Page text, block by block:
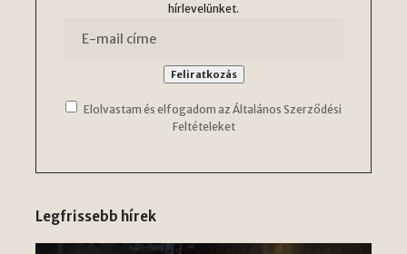
hírlevelünket.
Elolvastam és elfogadom az Általános Szerződési
Feltételeket
Legfrissebb hírek